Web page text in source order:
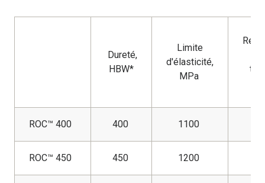
Dureté,
HBW*
Limite
d'élasticité,
MPa
ROC™ 400 400 1100
ROC™ 450 450 1200